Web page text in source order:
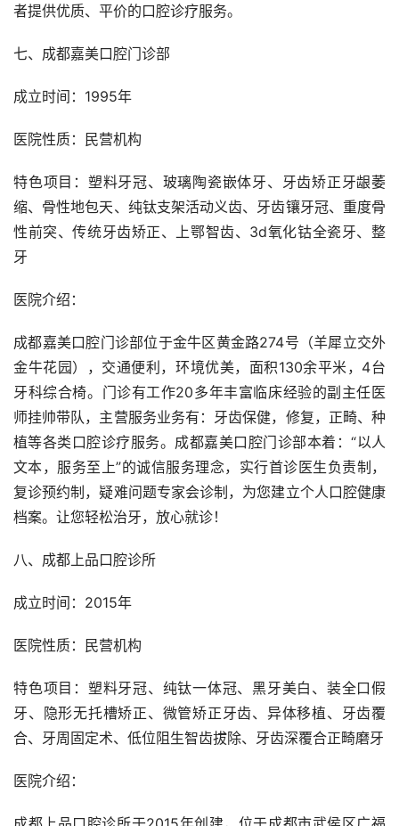
者提供优质、平价的口腔诊疗服务。
七、成都嘉美口腔门诊部
成立时间：1995年
医院性质：民营机构
特色项目：塑料牙冠、玻璃陶瓷嵌体牙、牙齿矫正牙龈萎
缩、骨性地包天、纯钛支架活动义齿、牙齿镶牙冠、重度骨
性前突、传统牙齿矫正、上鄂智齿、3d氧化钴全瓷牙、整
牙
医院介绍：
成都嘉美口腔门诊部位于金牛区黄金路274号（羊犀立交外
金牛花园），交通便利，环境优美，面积130余平米，4台
牙科综合椅。门诊有工作20多年丰富临床经验的副主任医
师挂帅带队，主营服务业务有：牙齿保健，修复，正畸、种
植等各类口腔诊疗服务。成都嘉美口腔门诊部本着：“以人
文本，服务至上”的诚信服务理念，实行首诊医生负责制，
复诊预约制，疑难问题专家会诊制，为您建立个人口腔健康
档案。让您轻松治牙，放心就诊！
八、成都上品口腔诊所
成立时间：2015年
医院性质：民营机构
特色项目：塑料牙冠、纯钛一体冠、黑牙美白、装全口假
牙、隐形无托槽矫正、微管矫正牙齿、异体移植、牙齿覆
合、牙周固定术、低位阻生智齿拔除、牙齿深覆合正畸磨牙
医院介绍：